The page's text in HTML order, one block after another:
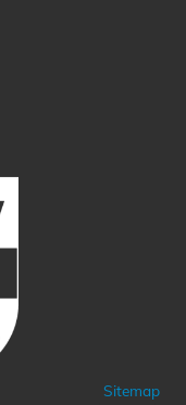
Sitemap